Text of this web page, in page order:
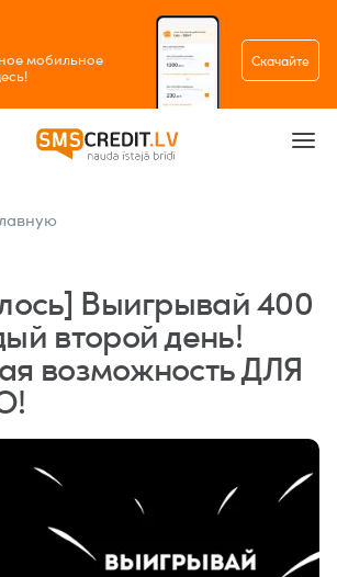
мобильное Скачайте
Выигрывай 400
второй день!
возможность ДЛЯ